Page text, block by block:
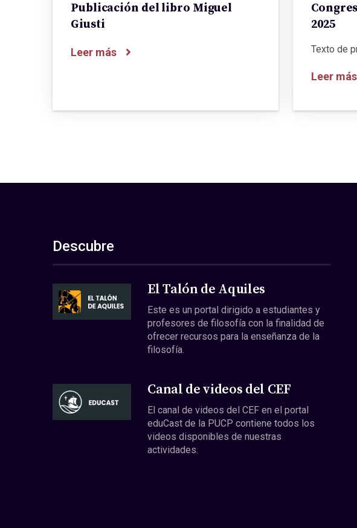
Publicación del libro Miguel
Giusti
Leer más
2025
Texto de
Leer más
Descubre
El Talón de Aquiles
Este es un portal dirigido a estudiantes y
profesores de filosofía con la finalidad de
ofrecer recursos para la enseñanza de la
filosofía.
Canal de videos del CEF
El canal de videos del CEF en el portal
eduCast de la PUCP contiene todos los
videos disponibles de nuestras
actividades.